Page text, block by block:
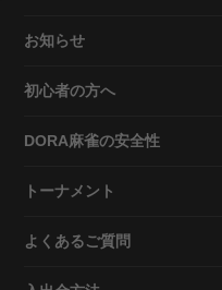
お知らせ
初心者の方へ
DORA麻雀の安全性
トーナメント
よくあるご質問